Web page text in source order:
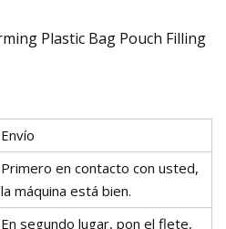
Envío
Primero en contacto con usted,
la máquina está bien.
En segundo lugar, pon el flete,